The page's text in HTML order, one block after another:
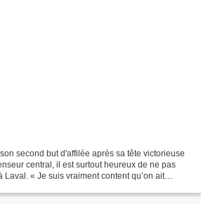
second but d'affilée après sa tête victorieuse
central, il est surtout heureux de ne pas
« Je suis vraiment content qu’on ait